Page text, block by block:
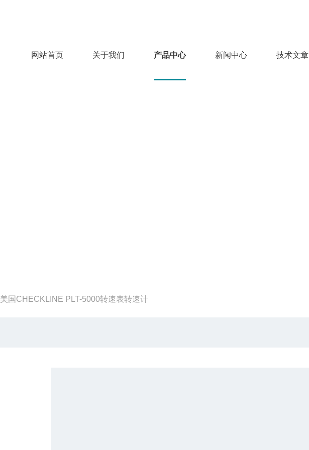
网站首页 关于我们 产品中心 新闻中心 技术文章
美国CHECKLINE PLT-5000转速表转速计